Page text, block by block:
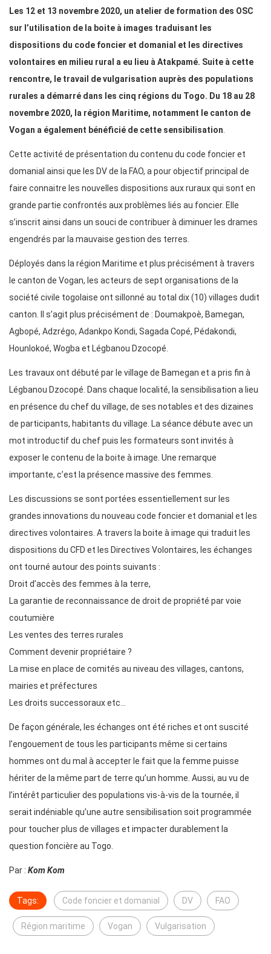
Les 12 et 13 novembre 2020, un atelier de formation des OSC
sur l’utilisation de la boite à images traduisant les
dispositions du code foncier et domanial et les directives
volontaires en milieu rural a eu lieu à Atakpamé. Suite à cette
rencontre, le travail de vulgarisation auprès des populations
rurales a démarré dans les cinq régions du Togo. Du 18 au 28
novembre 2020, la région Maritime, notamment le canton de
Vogan a également bénéficié de cette sensibilisation.
Cette activité de présentation du contenu du code foncier et
domanial ainsi que les DV de la FAO, a pour objectif principal de
faire connaitre les nouvelles dispositions aux ruraux qui sont en
grande partie confrontés aux problèmes liés au foncier. Elle
s’inscrit ainsi dans un souci de contribuer à diminuer les drames
engendrés par la mauvaise gestion des terres.
Déployés dans la région Maritime et plus précisément à travers
le canton de Vogan, les acteurs de sept organisations de la
société civile togolaise ont sillonné au total dix (10) villages dudit
canton. Il s’agit plus précisément de : Doumakpoè, Bamegan,
Agbopé, Adzrégo, Adankpo Kondi, Sagada Copé, Pédakondi,
Hounlokoé, Wogba et Légbanou Dzocopé.
Les travaux ont débuté par le village de Bamegan et a pris fin à
Légbanou Dzocopé. Dans chaque localité, la sensibilisation a lieu
en présence du chef du village, de ses notables et des dizaines
de participants, habitants du village. La séance débute avec un
mot introductif du chef puis les formateurs sont invités à
exposer le contenu de la boite à image. Une remarque
importante, c’est la présence massive des femmes.
Les discussions se sont portées essentiellement sur les
grandes innovations du nouveau code foncier et domanial et les
directives volontaires. A travers la boite à image qui traduit les
dispositions du CFD et les Directives Volontaires, les échanges
ont tourné autour des points suivants :
Droit d’accès des femmes à la terre,
La garantie de reconnaissance de droit de propriété par voie
coutumière
Les ventes des terres rurales
Comment devenir propriétaire ?
La mise en place de comités au niveau des villages, cantons,
mairies et préfectures
Les droits successoraux etc…
De façon générale, les échanges ont été riches et ont suscité
l’engouement de tous les participants même si certains
hommes ont du mal à accepter le fait que la femme puisse
hériter de la même part de terre qu’un homme. Aussi, au vu de
l’intérêt particulier des populations vis-à-vis de la tournée, il
serait indéniable qu’une autre sensibilisation soit programmée
pour toucher plus de villages et impacter durablement la
question foncière au Togo.
Par : Kom Kom
Tags: Code foncier et domanial DV FAO
Région maritime Vogan Vulgarisation